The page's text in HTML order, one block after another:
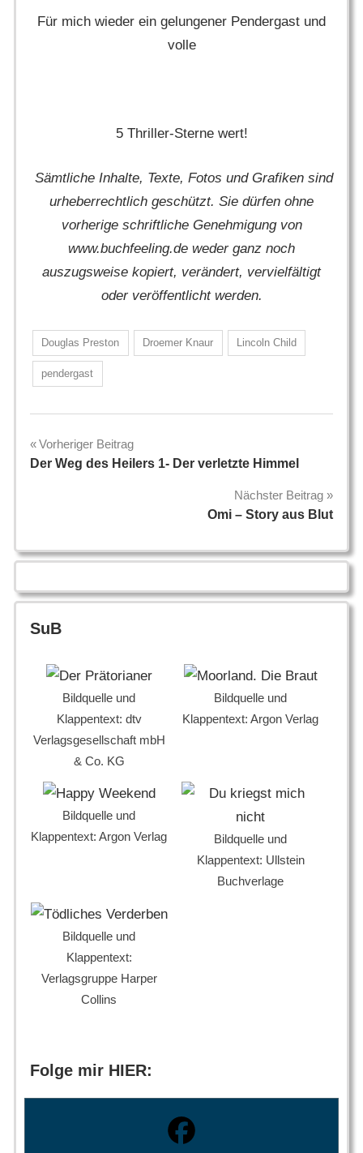
Für mich wieder ein gelungener Pendergast und
volle
5 Thriller-Sterne wert!
Sämtliche Inhalte, Texte, Fotos und Grafiken sind
urheberrechtlich geschützt. Sie dürfen ohne
vorherige schriftliche Genehmigung von
www.buchfeeling.de weder ganz noch
auszugsweise kopiert, verändert, vervielfältigt
oder veröffentlicht werden.
Douglas Preston Droemer Knaur Lincoln Child
pendergast
Beitragsnavigation
Vorheriger Beitrag
Der Weg des Heilers 1- Der verletzte Himmel
Nächster Beitrag
Omi – Story aus Blut
SuB
Bildquelle und
Klappentext: dtv
Verlagsgesellschaft mbH
& Co. KG
Bildquelle und
Klappentext: Argon Verlag
Bildquelle und
Klappentext: Argon Verlag
Bildquelle und
Klappentext: Ullstein
Buchverlage
Bildquelle und
Klappentext:
Verlagsgruppe Harper
Collins
Folge mir HIER: